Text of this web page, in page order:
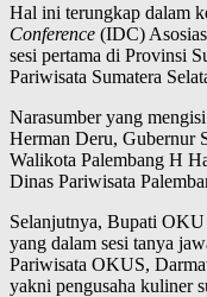
Hal ini terungkap dalam
Conference (IDC)
sesi pertama di Provinsi
Pariwisata Sumatera
Narasumber yang
Herman Deru, Gubernur
Walikota Palembang H
Dinas Pariwisata
Selanjutnya, Bupati
yang dalam sesi tanya
Pariwisata OKUS,
yakni pengusaha kuliner